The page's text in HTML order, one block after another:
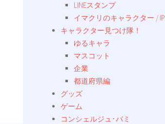
LINEスタンプ
イマクリのキャラクター / IP
キャラクター見つけ隊！
ゆるキャラ
マスコット
企業
都道府県編
グッズ
ゲーム
コンシェルジュ･バミ